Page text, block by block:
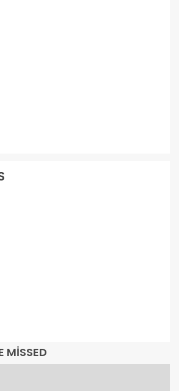
MISSED